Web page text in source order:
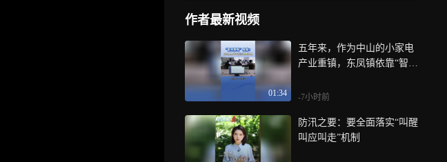
作者最新视频
01:34
五年来，作为中山的小家电
产业重镇，东凤镇依靠“智改
和人工智能应用，实现降本
工业投资同比增长超12%，
其中“智改数转”是重要的内
-7小时前
防汛之要：要全面落实“叫醒
叫应叫走”机制